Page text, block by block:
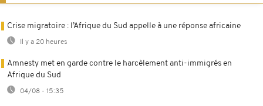
Crise migratoire : l’Afrique du Sud appelle à une réponse africaine
Il y a 20 heures
Amnesty met en garde contre le harcèlement anti-immigrés en
Afrique du Sud
04/08 - 15:35